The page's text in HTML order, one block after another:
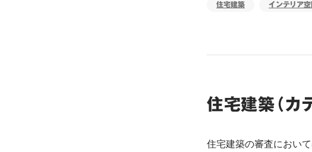
住宅建築 インテリア空
住宅建築（カ
住宅建築の審査におい